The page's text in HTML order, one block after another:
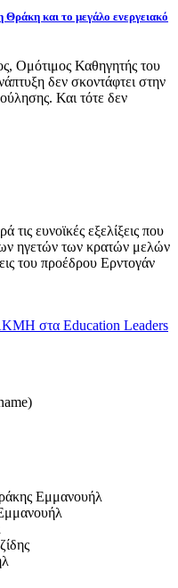
και το μεγάλο ενεργειακό
Ομότιμος Καθηγητής του
δεν σκοντάφτει στην
Και τότε δεν
ευνοϊκές εξελίξεις που
ηγετών των κρατών μελών
του προέδρου Ερντογάν
στα Education Leaders
Εμμανουήλ